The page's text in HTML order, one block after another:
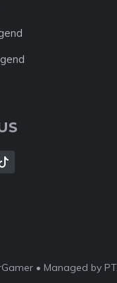
• Managed by